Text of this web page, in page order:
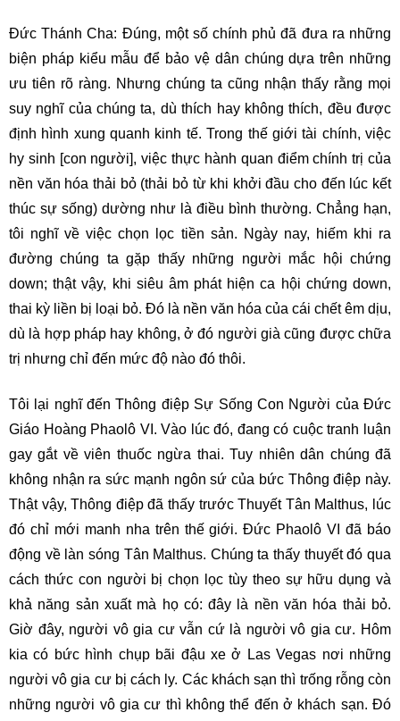
Đức Thánh Cha: Đúng, một số chính phủ đã đưa ra những
biện pháp kiểu mẫu để bảo vệ dân chúng dựa trên những
ưu tiên rõ ràng. Nhưng chúng ta cũng nhận thấy rằng mọi
suy nghĩ của chúng ta, dù thích hay không thích, đều được
định hình xung quanh kinh tế. Trong thế giới tài chính, việc
hy sinh [con người], việc thực hành quan điểm chính trị của
nền văn hóa thải bỏ (thải bỏ từ khi khởi đầu cho đến lúc kết
thúc sự sống) dường như là điều bình thường. Chẳng hạn,
tôi nghĩ về việc chọn lọc tiền sản. Ngày nay, hiếm khi ra
đường chúng ta gặp thấy những người mắc hội chứng
down; thật vậy, khi siêu âm phát hiện ca hội chứng down,
thai kỳ liền bị loại bỏ. Đó là nền văn hóa của cái chết êm dịu,
dù là hợp pháp hay không, ở đó người già cũng được chữa
trị nhưng chỉ đến mức độ nào đó thôi.
Tôi lại nghĩ đến Thông điệp Sự Sống Con Người của Đức
Giáo Hoàng Phaolô VI. Vào lúc đó, đang có cuộc tranh luận
gay gắt về viên thuốc ngừa thai. Tuy nhiên dân chúng đã
không nhận ra sức mạnh ngôn sứ của bức Thông điệp này.
Thật vậy, Thông điệp đã thấy trước Thuyết Tân Malthus, lúc
đó chỉ mới manh nha trên thế giới. Đức Phaolô VI đã báo
động về làn sóng Tân Malthus. Chúng ta thấy thuyết đó qua
cách thức con người bị chọn lọc tùy theo sự hữu dụng và
khả năng sản xuất mà họ có: đây là nền văn hóa thải bỏ.
Giờ đây, người vô gia cư vẫn cứ là người vô gia cư. Hôm
kia có bức hình chụp bãi đậu xe ở Las Vegas nơi những
người vô gia cư bị cách ly. Các khách sạn thì trống rỗng còn
những người vô gia cư thì không thể đến ở khách sạn. Đó